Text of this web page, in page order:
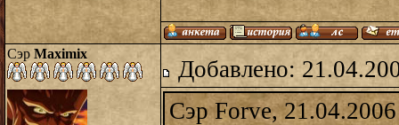
Сэр Maximix
Добавлено:
Сэр Forve,